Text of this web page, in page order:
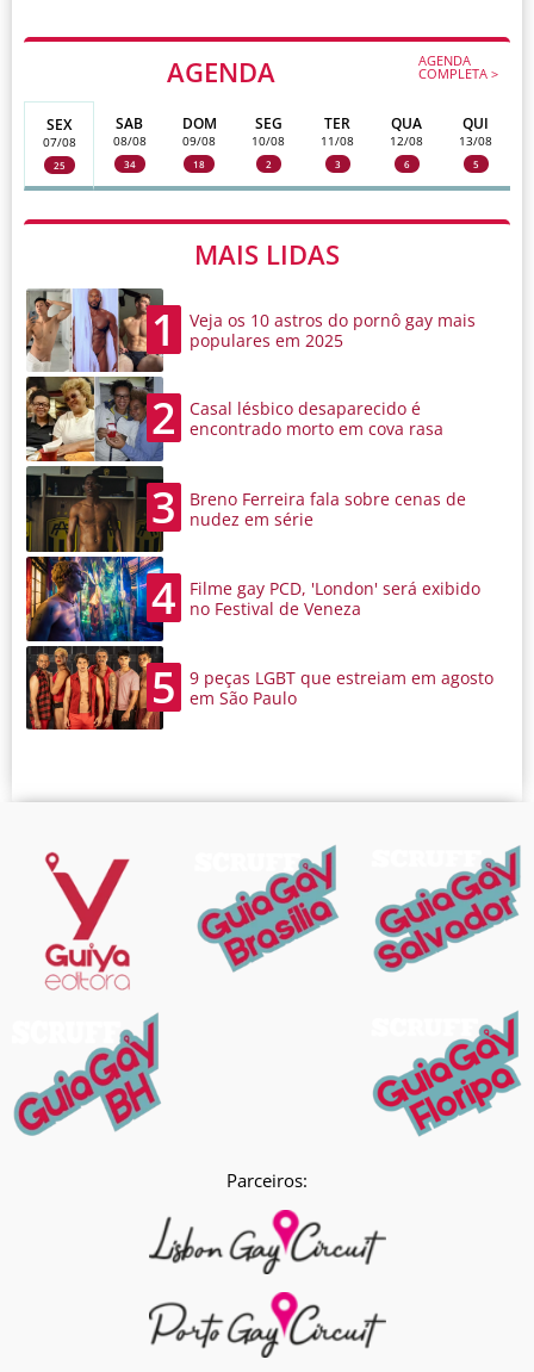
AGENDA AGENDA
COMPLETA >
SEX
07/08
25
SAB
08/08
34
DOM
09/08
18
SEG
10/08
2
TER
11/08
3
QUA
12/08
6
QUI
13/08
5
MAIS LIDAS
1
Veja os 10 astros do pornô gay mais
populares em 2025
2
Casal lésbico desaparecido é
encontrado morto em cova rasa
3
Breno Ferreira fala sobre cenas de
nudez em série
4
Filme gay PCD, 'London' será exibido
no Festival de Veneza
5
9 peças LGBT que estreiam em agosto
em São Paulo
Parceiros: